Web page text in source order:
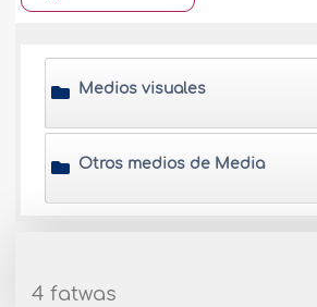
Medios visuales
Otros medios de Media
4 fatwas